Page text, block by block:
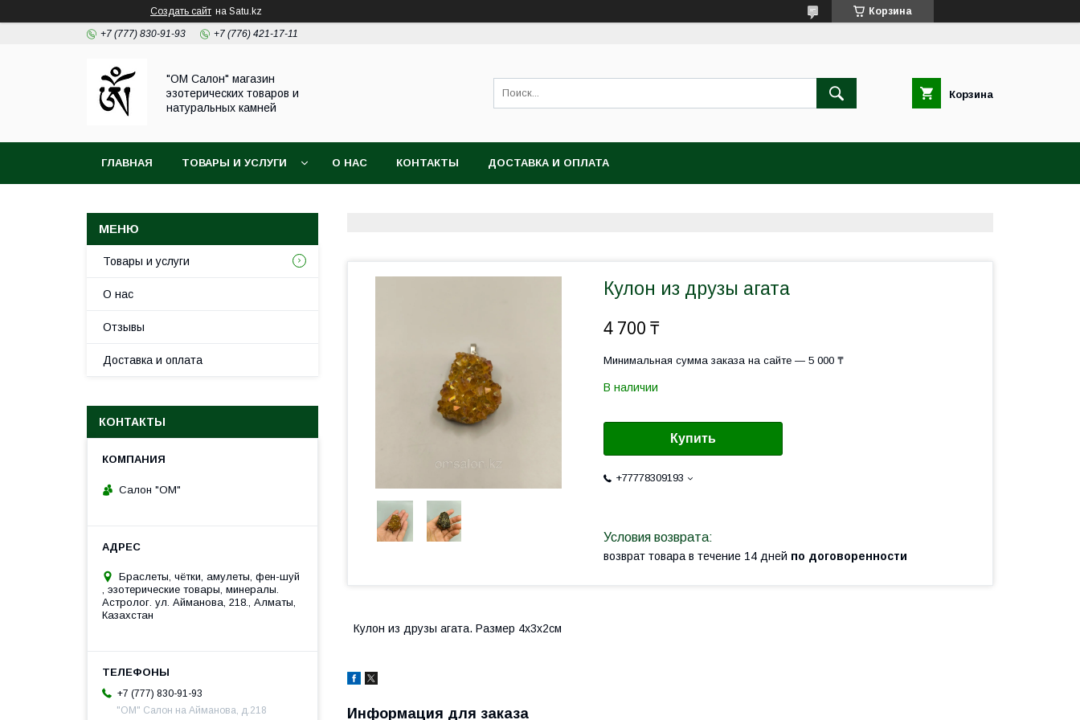
Создать сайт на Satu.kz Корзина
+7 (777) 830-91-93 +7 (776) 421-17-11
"ОМ Салон" магазин
эзотерических товаров и
натуральных камней
Корзина
ГЛАВНАЯ ТОВАРЫ И УСЛУГИ О НАС КОНТАКТЫ ДОСТАВКА И ОПЛАТА
Кулон из друзы агата
4 700 ₸
Минимальная сумма заказа на сайте — 5 000 ₸
В наличии
Купить
+77778309193
возврат товара в течение 14 дней по договоренности
Кулон из друзы агата. Размер 4х3х2см
Информация для заказа
Товары и услуги
О нас
Отзывы
Доставка и оплата
КОНТАКТЫ
Салон "ОМ"
Браслеты, чётки, амулеты, фен-шуй
, эзотерические товары, минералы.
Астролог. ул. Айманова, 218., Алматы,
Казахстан
+7 (777) 830-91-93
"ОМ" Салон на Айманова, д.218